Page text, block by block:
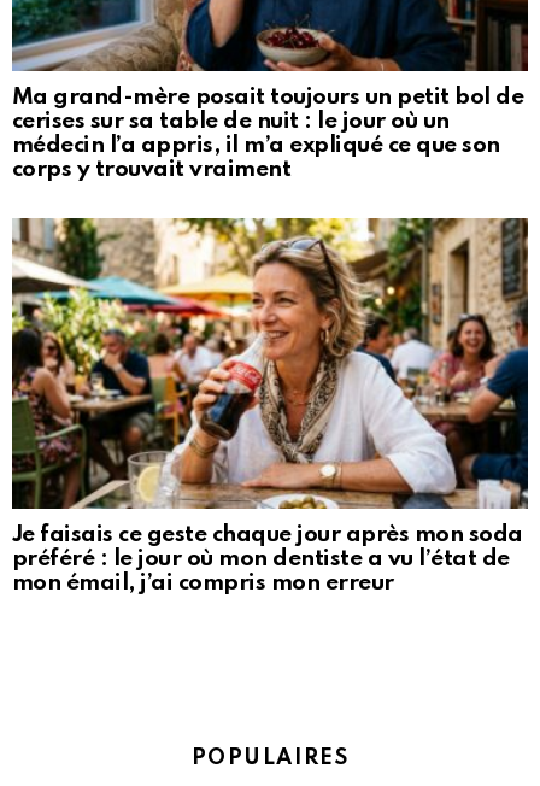
Ma grand-mère posait toujours un petit bol de
cerises sur sa table de nuit : le jour où un
médecin l’a appris, il m’a expliqué ce que son
corps y trouvait vraiment
Je faisais ce geste chaque jour après mon soda
préféré : le jour où mon dentiste a vu l’état de
mon émail, j’ai compris mon erreur
POPULAIRES